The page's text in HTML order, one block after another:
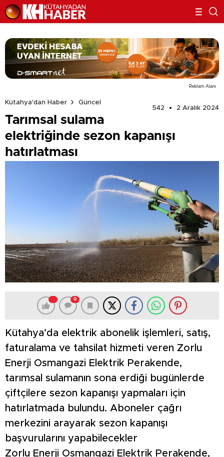
Reklam Alanı
Kütahya'dan Haber
Güncel
542
2 Aralık 2024
Tarımsal sulama
elektriğinde sezon kapanışı
hatırlatması
0
Kütahya’da elektrik abonelik işlemleri, satış,
faturalama ve tahsilat hizmeti veren Zorlu
Enerji Osmangazi Elektrik Perakende,
tarımsal sulamanın sona erdiği bugünlerde
çiftçilere sezon kapanışı yapmaları için
hatırlatmada bulundu. Aboneler çağrı
merkezini arayarak sezon kapanışı
başvurularını yapabilecekler
Zorlu Enerji Osmangazi Elektrik Perakende,